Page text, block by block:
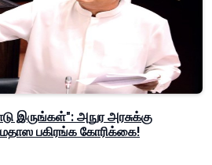
இருங்கள்": அநுர அரசுக்கு
பகிரங்க கோரிக்கை!